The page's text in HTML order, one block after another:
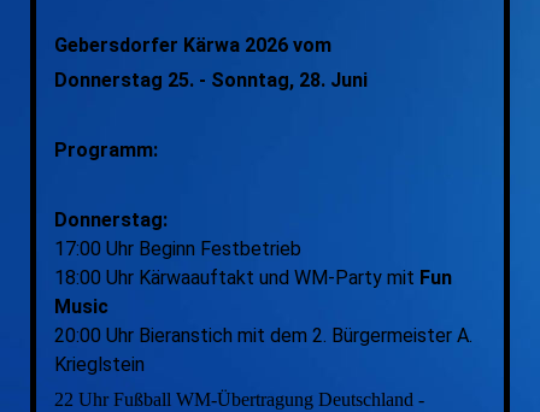
Gebersdorfer Kärwa 2026 vom
Donnerstag 25. - Sonntag, 28. Juni
Programm:
Donnerstag:
17:00 Uhr Beginn Festbetrieb
18:00 Uhr Kärwaauftakt und WM-Party mit Fun
Music
20:00 Uhr Bieranstich mit dem 2. Bürgermeister A.
Krieglstein
22 Uhr Fußball WM-Übertragung Deutschland -